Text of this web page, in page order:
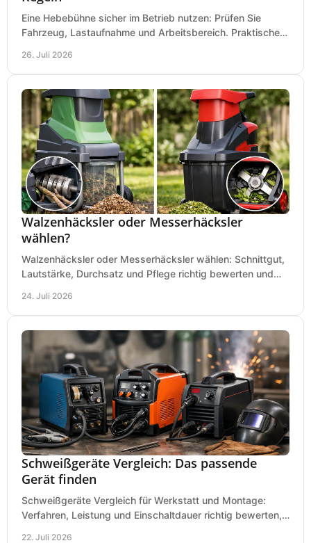
Eine Hebebühne sicher im Betrieb nutzen: Prüfen Sie
Fahrzeug, Lastaufnahme und Arbeitsbereich. Praktische
26. Juli 2026
Walzenhäcksler oder Messerhäcksler
wählen?
Walzenhäcksler oder Messerhäcksler wählen: Schnittgut,
Lautstärke, Durchsatz und Pflege richtig bewerten und
24. Juli 2026
Schweißgeräte Vergleich: Das passende
Gerät finden
Schweißgeräte Vergleich für Werkstatt und Montage:
Verfahren, Leistung und Einschaltdauer richtig bewerten,
22. Juli 2026